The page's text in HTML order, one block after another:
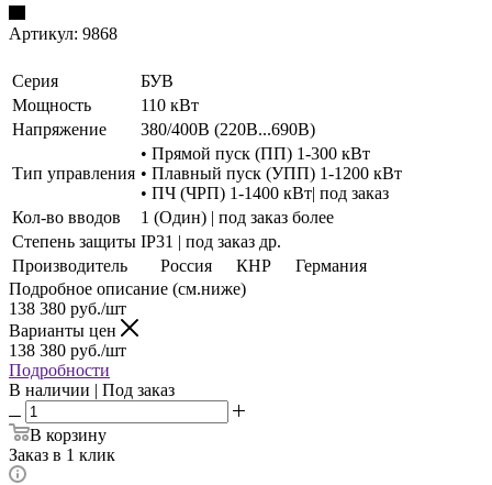
Артикул: 9868
Серия
БУВ
Мощность
110 кВт
Напряжение
380/400В (220В...690В)
Тип управления
• Прямой пуск (ПП) 1-300 кВт
• Плавный пуск (УПП) 1-1200 кВт
• ПЧ (ЧРП) 1-1400 кВт| под заказ
Кол-во вводов
1 (Один) | под заказ более
Степень защиты IP31 | под заказ др.
Производитель
Россия КНР
Германия
Подробное описание (см.ниже)
138 380 руб./шт
Варианты цен
138 380 руб./шт
Подробности
В наличии | Под заказ
В корзину
Заказ в 1 клик